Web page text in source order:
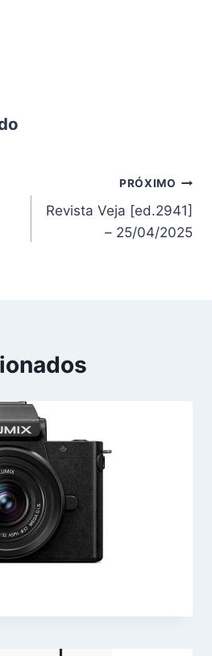
PRÓXIMO
Revista Veja [ed.2941]
– 25/04/2025